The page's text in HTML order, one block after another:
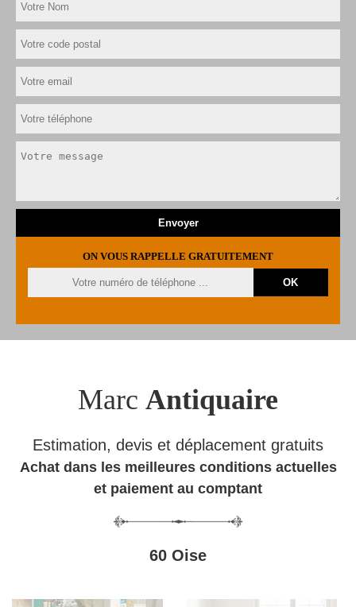
ON VOUS RAPPELLE GRATUITEMENT
Marc Antiquaire
Estimation, devis et déplacement gratuits
Achat dans les meilleures conditions actuelles
et paiement au comptant
60 Oise